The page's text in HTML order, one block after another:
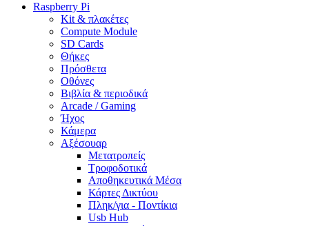
Raspberry Pi
Kit & πλακέτες
Compute Module
SD Cards
Θήκες
Πρόσθετα
Οθόνες
Βιβλία & περιοδικά
Arcade / Gaming
Ήχος
Κάμερα
Αξέσουαρ
Μετατροπείς
Τροφοδοτικά
Αποθηκευτικά Μέσα
Κάρτες Δικτύου
Πληκ/για - Ποντίκια
Usb Hub